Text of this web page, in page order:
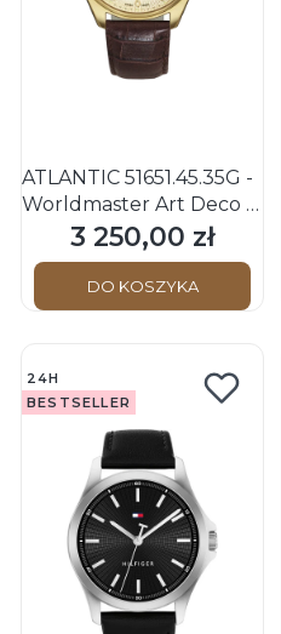
ATLANTIC 51651.45.35G -
Worldmaster Art Deco -
Męski - Zegarek na
pasku
Cena
3 250,00 zł
DO KOSZYKA
24H
BESTSELLER